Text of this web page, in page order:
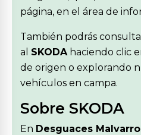
página, en el área de
También podrás
al SKODAhaciendo clic
de origen o explorando
vehículos en campa.
Sobre SKODA
En Desguaces